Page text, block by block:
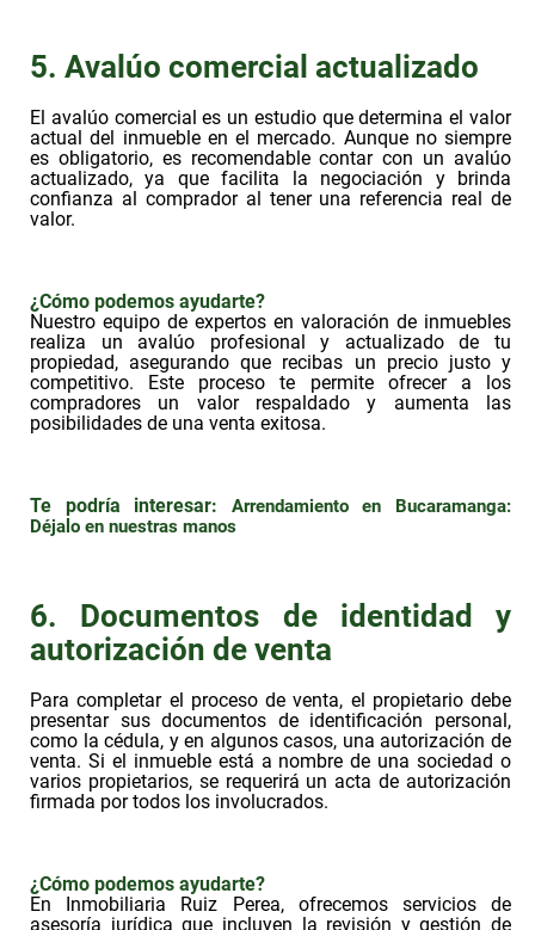
5. Avalúo comercial actualizado
El avalúo comercial es un estudio que determina el valor
actual del inmueble en el mercado. Aunque no siempre
es obligatorio, es recomendable contar con un avalúo
actualizado, ya que facilita la negociación y brinda
confianza al comprador al tener una referencia real de
valor.
¿Cómo podemos ayudarte?
Nuestro equipo de expertos en valoración de inmuebles
realiza un avalúo profesional y actualizado de tu
propiedad, asegurando que recibas un precio justo y
competitivo. Este proceso te permite ofrecer a los
compradores un valor respaldado y aumenta las
posibilidades de una venta exitosa.
Te podría interesar: Arrendamiento en Bucaramanga:
Déjalo en nuestras manos
6. Documentos de identidad y
autorización de venta
Para completar el proceso de venta, el propietario debe
presentar sus documentos de identificación personal,
como la cédula, y en algunos casos, una autorización de
venta. Si el inmueble está a nombre de una sociedad o
varios propietarios, se requerirá un acta de autorización
firmada por todos los involucrados.
¿Cómo podemos ayudarte?
En Inmobiliaria Ruiz Perea, ofrecemos servicios de
asesoría jurídica que incluyen la revisión y gestión de